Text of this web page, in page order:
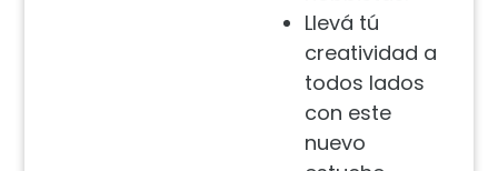
Llevá tú
creatividad a
todos lados
con este
nuevo